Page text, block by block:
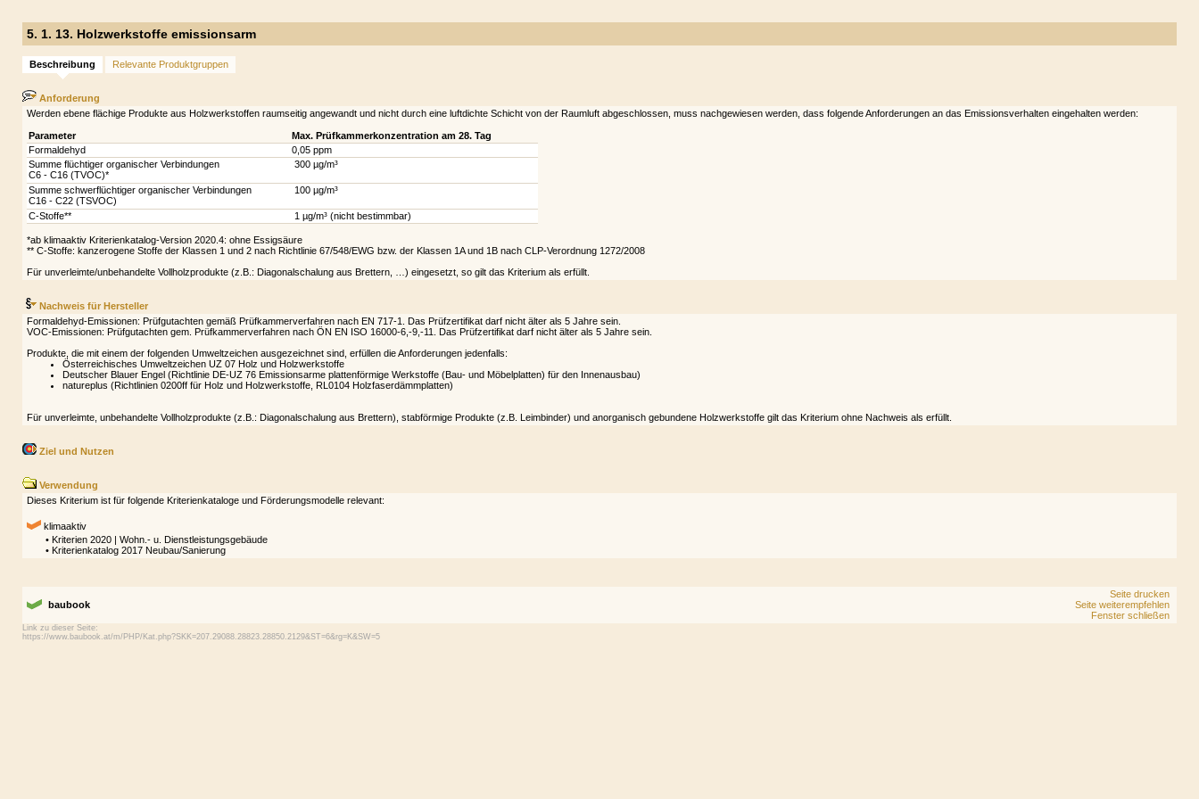
5. 1. 13. Holzwerkstoffe emissionsarm
Beschreibung Relevante Produktgruppen
Anforderung
Werden ebene flächige Produkte aus Holzwerkstoffen raumseitig angewandt und nicht durch eine luftdichte Schicht von der Raumluft abgeschlossen, muss nachgewiesen werden, dass folgende Anforderungen an das Emissionsverhalten eingehalten werden:
Parameter
Max. Prüfkammerkonzentration am 28. Tag
Formaldehyd
0,05 ppm
Summe flüchtiger organischer Verbindungen
C6 - C16 (TVOC)*
300 µg/m³
Summe schwerflüchtiger organischer Verbindungen
C16 - C22 (TSVOC)
100 µg/m³
C-Stoffe** 1 µg/m³ (nicht bestimmbar)
*ab klimaaktiv Kriterienkatalog-Version 2020.4: ohne Essigsäure
** C-Stoffe: kanzerogene Stoffe der Klassen 1 und 2 nach Richtlinie 67/548/EWG bzw. der Klassen 1A und 1B nach CLP-Verordnung 1272/2008
Für unverleimte/unbehandelte Vollholzprodukte (z.B.: Diagonalschalung aus Brettern, …) eingesetzt, so gilt das Kriterium als erfüllt.
Nachweis für Hersteller
Formaldehyd-Emissionen: Prüfgutachten gemäß Prüfkammerverfahren nach EN 717-1. Das Prüfzertifikat darf nicht älter als 5 Jahre sein.
VOC-Emissionen: Prüfgutachten gem. Prüfkammerverfahren nach ÖN EN ISO 16000-6,-9,-11. Das Prüfzertifikat darf nicht älter als 5 Jahre sein.
Produkte, die mit einem der folgenden Umweltzeichen ausgezeichnet sind, erfüllen die Anforderungen jedenfalls:
Österreichisches Umweltzeichen UZ 07 Holz und Holzwerkstoffe
Deutscher Blauer Engel (Richtlinie DE-UZ 76 Emissionsarme plattenförmige Werkstoffe (Bau- und Möbelplatten) für den Innenausbau)
natureplus (Richtlinien 0200ff für Holz und Holzwerkstoffe, RL0104 Holzfaserdämmplatten)
Für unverleimte, unbehandelte Vollholzprodukte (z.B.: Diagonalschalung aus Brettern), stabförmige Produkte (z.B. Leimbinder) und anorganisch gebundene Holzwerkstoffe gilt das Kriterium ohne Nachweis als erfüllt.
Ziel und Nutzen
Verwendung
Dieses Kriterium ist für folgende Kriterienkataloge und Förderungsmodelle relevant:
klimaaktiv
• Kriterien 2020 | Wohn.- u. Dienstleistungsgebäude
• Kriterienkatalog 2017 Neubau/Sanierung
baubook
Seite drucken
Seite weiterempfehlen
Fenster schließen
Link zu dieser Seite: